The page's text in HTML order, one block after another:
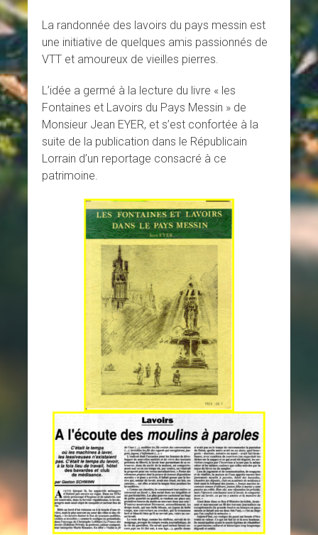
La randonnée des lavoirs du pays messin est
une initiative de quelques amis passionnés de
VTT et amoureux de vieilles pierres.
L’idée a germé à la lecture du livre « les
Fontaines et Lavoirs du Pays Messin » de
Monsieur Jean EYER, et s’est confortée à la
suite de la publication dans le Républicain
Lorrain d’un reportage consacré à ce
patrimoine.